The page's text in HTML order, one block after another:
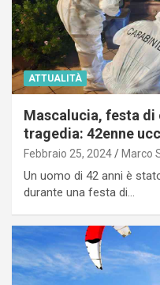
ATTUALITÀ
Mascalucia, festa di
tragedia: 42enne
Febbraio 25, 2024 Marco
Un uomo di 42 anni è
durante una festa di…